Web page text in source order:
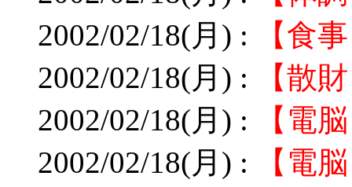
2002/02/18(月) :
【食
2002/02/18(月) :
【散
2002/02/18(月) :
【電
2002/02/18(月) :
【電